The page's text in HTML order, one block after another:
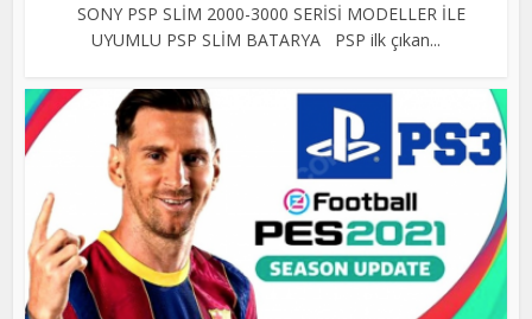
SONY PSP SLİM 2000-3000 SERİSİ MODELLER İLE
UYUMLU PSP SLİM BATARYA PSP ilk çıkan...